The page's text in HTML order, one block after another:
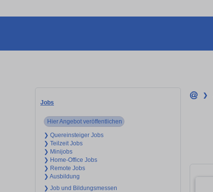
Jobs
Hier Angebot veröffentlichen
❯ Quereinsteiger Jobs
❯ Teilzeit Jobs
❯ Minijobs
❯ Home-Office Jobs
❯ Remote Jobs
❯ Ausbildung
❯ Job und Bildungsmessen
❯